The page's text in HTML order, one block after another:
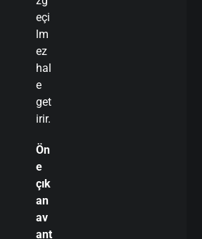
eçi
lm
ez
hal
e
get
irir.
Ön
e
çık
an
av
ant